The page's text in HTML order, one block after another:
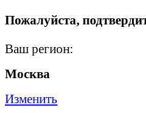
Пожалуйста,
Ваш регион:
Москва
Изменить